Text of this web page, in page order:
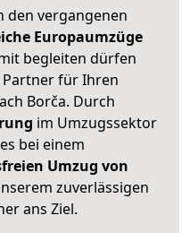
den vergangenen
Europaumzüge
begleiten dürfen
für Ihren
Borča. Durch
im Umzugssektor
bei einem
Umzug von
zuverlässigen
ans Ziel.